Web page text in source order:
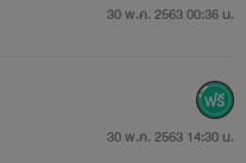
30 พ.ค. 2563 00:36 น.
30 พ.ค. 2563 14:30 น.